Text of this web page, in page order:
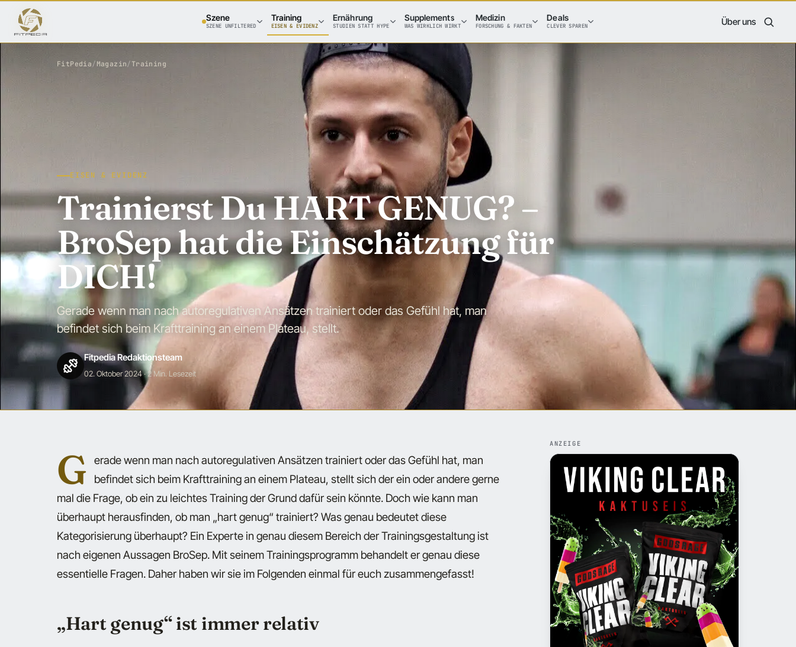
Szene
SZENE UNFILTERED
Training
EISEN & EVIDENZ
Ernährung
STUDIEN STATT HYPE
Supplements
WAS WIRKLICH WIRKT
Medizin
FORSCHUNG & FAKTEN
Deals
CLEVER SPAREN Über uns
FitPedia/Magazin/Training
EISEN & EVIDENZ
Trainierst Du HART GENUG? –
BroSep hat die Einschätzung für
DICH!
Gerade wenn man nach autoregulativen Ansätzen trainiert oder das Gefühl hat, man
befindet sich beim Krafttraining an einem Plateau, stellt.
Fitpedia Redaktionsteam
02. Oktober 2024· 2 Min. Lesezeit
G
erade wenn man nach autoregulativen Ansätzen trainiert oder das Gefühl hat, man
befindet sich beim Krafttraining an einem Plateau, stellt sich der ein oder andere gerne
mal die Frage, ob ein zu leichtes Training der Grund dafür sein könnte. Doch wie kann man
überhaupt herausfinden, ob man „hart genug“ trainiert? Was genau bedeutet diese
Kategorisierung überhaupt? Ein Experte in genau diesem Bereich der Trainingsgestaltung ist
nach eigenen Aussagen BroSep. Mit seinem Trainingsprogramm behandelt er genau diese
essentielle Fragen. Daher haben wir sie im Folgenden einmal für euch zusammengefasst!
„Hart genug“ ist immer relativ
ANZEIGE